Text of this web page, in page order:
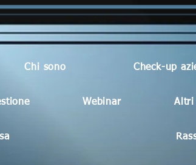
Chi sono Check-up
Webinar Altri